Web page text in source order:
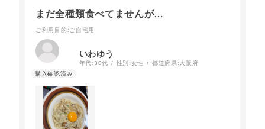
まだ全種類食べてませんが…
ご利用目的 :ご自宅用
いわゆう
年代:30代 性別:女性 都道府県:大阪府